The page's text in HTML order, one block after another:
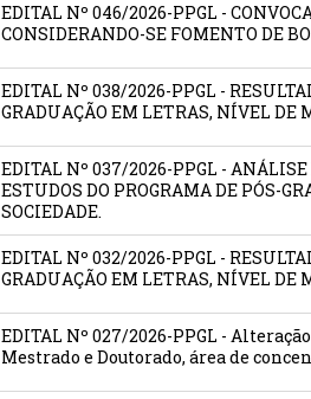
EDITAL Nº 046/2026-PPGL -
CONSIDERANDO-SE FOMENTO DE
EDITAL Nº 038/2026-PPGL -
GRADUAÇÃO EM LETRAS, NÍVEL DE
EDITAL Nº 037/2026-PPGL - ANÁLISE
ESTUDOS DO PROGRAMA DE PÓS-
SOCIEDADE.
EDITAL Nº 032/2026-PPGL -
GRADUAÇÃO EM LETRAS, NÍVEL DE
EDITAL Nº 027/2026-PPGL -
Mestrado e Doutorado, área de